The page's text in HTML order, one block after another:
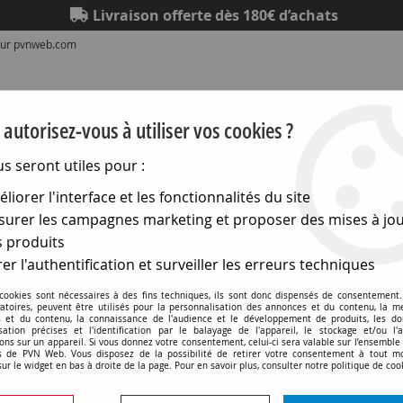
Livraison offerte dès 180€ d’achats
pvnweb.com
Eclairage Matériel électrique
>
pour-microscope-et-
vous à utiliser vos cookies ?
seront utiles pour :
l'interface et les fonctionnalités du site
les campagnes marketing et proposer des mises à
produits
l'authentification et surveiller les erreurs techniques
sont nécessaires à des fins techniques, ils sont donc dispensés de
peuvent être utilisés pour la personnalisation des annonces et du contenu, la
et du contenu, la connaissance de l'audience et le développement de produits, les
précises et l'identification par le balayage de l'appareil, le stockage et/ou
sur un appareil. Si vous donnez votre consentement, celui-ci sera valable sur l’ensemble
de PVN Web. Vous disposez de la possibilité de retirer votre consentement à tout
le widget en bas à droite de la page. Pour en savoir plus, consulter notre politique de